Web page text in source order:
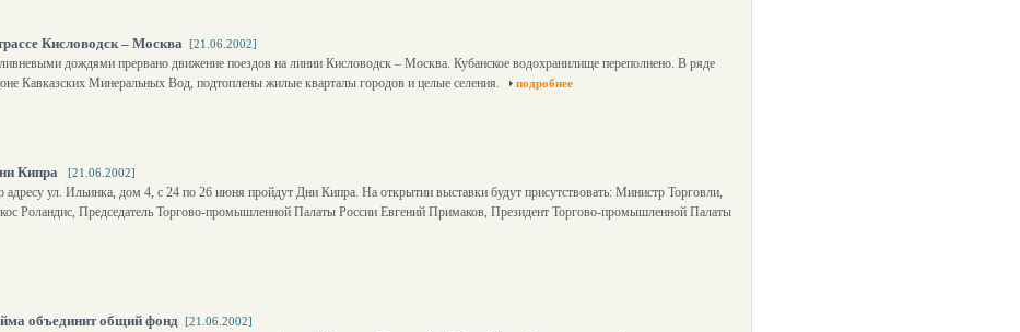
Кисловодск – Москва [21.06.2002]
дождями прервано движение поездов на линии Кисловодск – Москва. Кубанское водохранилище переполнено. В ряде
Кавказских Минеральных Вод, подтоплены жилые кварталы городов и целые селения.
подробнее
Кипра [21.06.2002]
ул. Ильинка, дом 4, с 24 по 26 июня пройдут Дни Кипра. На открытии выставки будут присутствовать: Министр Торговли,
Роландис, Председатель Торгово-промышленной Палаты России Евгений Примаков, Президент Торгово-промышленной Палаты
объединит общий фонд [21.06.2002]